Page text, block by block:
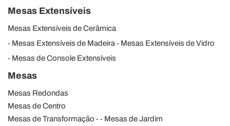
Mesas Extensíveis
Mesas Extensíveis de Cerâmica
Mesas Extensíveis de Madeira
Mesas Extensíveis de Vidro
Mesas de Console Extensíveis
Mesas
Mesas Redondas
Mesas de Centro
Mesas de Transformação
Mesas de Jardim